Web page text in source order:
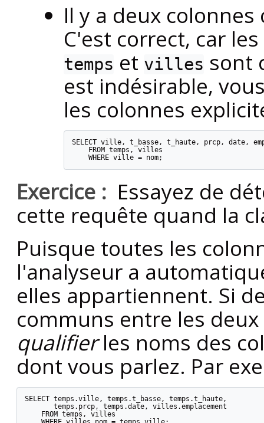
Il y a deux
C'est correct, car
temps et villes sont
est indésirable,
les colonnes
SELECT ville, t_basse, t_haute, prcp, date,
    FROM temps, villes
    WHERE ville = nom;
Exercice : Essayez de
cette requête quand la
Puisque toutes les
l'analyseur a
elles appartiennent. Si
communs entre les
qualifierles noms des
dont vous parlez. Par
SELECT temps.ville, temps.t_basse, temps.t_haute,
       temps.prcp, temps.date, villes.emplacement
    FROM temps, villes